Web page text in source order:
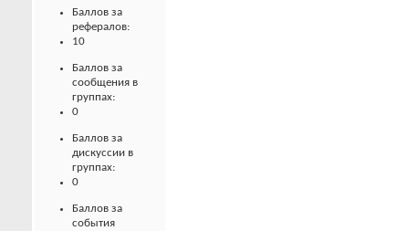
Баллов за
рефералов:
10
Баллов за
сообщения в
группах:
0
Баллов за
дискуссии в
группах:
0
Баллов за
события